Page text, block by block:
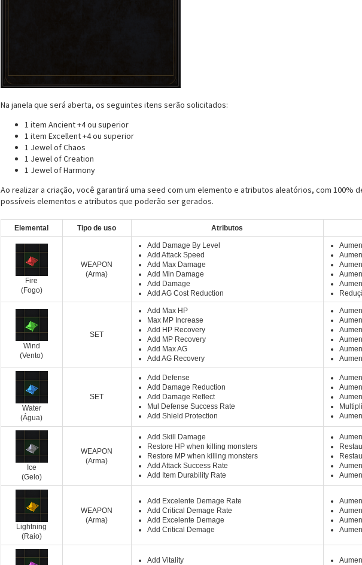
Na janela que será aberta, os seguintes itens serão solicitados:
1 item Ancient +4 ou superior
1 item Excellent +4 ou superior
1 Jewel of Chaos
1 Jewel of Creation
1 Jewel of Harmony
Ao realizar a criação, você garantirá uma seed com um elemento e atributos aleatórios, com 100%
possíveis elementos e atributos que poderão ser gerados.
Elemental Tipo de uso Atributos
Fire
(Fogo)
WEAPON
(Arma)
Add Damage By Level
Add Attack Speed
Add Max Damage
Add Min Damage
Add Damage
Add AG Cost Reduction
Wind
(Vento)
SET
Add Max HP
Max MP Increase
Add HP Recovery
Add MP Recovery
Add Max AG
Add AG Recovery
Water
(Água)
SET
Add Defense
Add Damage Reduction
Add Damage Reflect
Mul Defense Success Rate
Add Shield Protection
Ice
(Gelo)
WEAPON
(Arma)
Add Skill Damage
Restore HP when killing monsters
Restore MP when killing monsters
Add Attack Success Rate
Add Item Durability Rate
Lightning
(Raio)
WEAPON
(Arma)
Add Excelente Demage Rate
Add Critical Demage Rate
Add Excelente Demage
Add Critical Demage
Add Vitality